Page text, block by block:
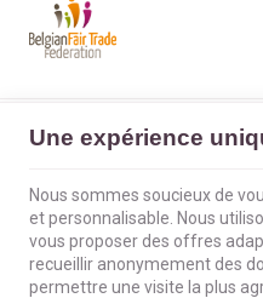
L'Envol du Colibri | N° d'entreprise :
Contact |Conditions générales
© Copyright 2023-2026 -E-net
commerçants, indépendants & PME
Une expérience
Nous sommes soucieux de
et personnalisable. Nous
vous proposer des offres
recueillir anonymement des
permettre une visite la plus